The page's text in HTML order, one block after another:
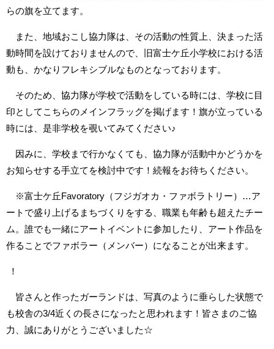
らの旗を立てます。
また、地域おこし協力隊は、その活動の性質上、決まった活
動時間を設けておりませんので、旧富士ケ丘小学校における活
動も、かなりフレキシブルなものとなっております。
そのため、協力隊が学校で活動をしている時には、学校に目
印としてこちらのメインフラッグを掲げます！旗が立っている
時には、是非学校を覗いてみてください♪
因みに、学校まで行かなくても、協力隊が活動中かどうかを
お知らせする手立てを検討中です！続報をお待ちください。
※富士ケ丘Favoratory（フジガオカ・ファボラトリー）…ア
ートで盛り上げるまちづくりをする、職業も年齢も超えたチー
ム。誰でも一緒にアートイベントに参加したり、アート作品を
作ることでファボラー（メンバー）になることが出来ます。
！
皆さんと作ったガーランドは、写真のように垂らした状態で
も校舎の3/4近くの長さになったと思われます！皆さまのご協
力、誠にありがとうございました☆